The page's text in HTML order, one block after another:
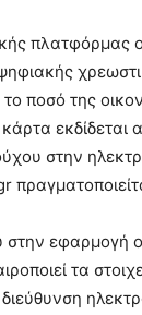
πλατφόρμας
ποσό της
εκδίδεται
στην
στην εφαρμογή
τα